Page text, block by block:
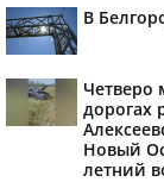
В
Четверо
дорогах
Новый
летний